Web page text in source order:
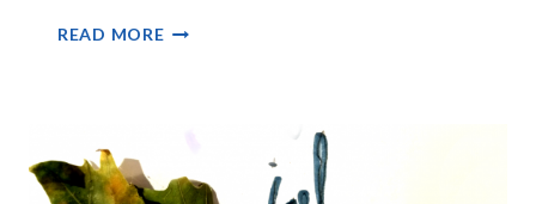
READ MORENIKO